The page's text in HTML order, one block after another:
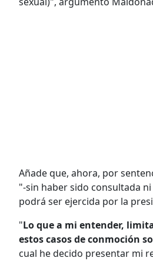
Añade que, ahora, por
"-sin haber sido consultada
podrá ser ejercida por la
"Lo que a mi entender,
estos casos de conmoción
cual he decido presentar mi